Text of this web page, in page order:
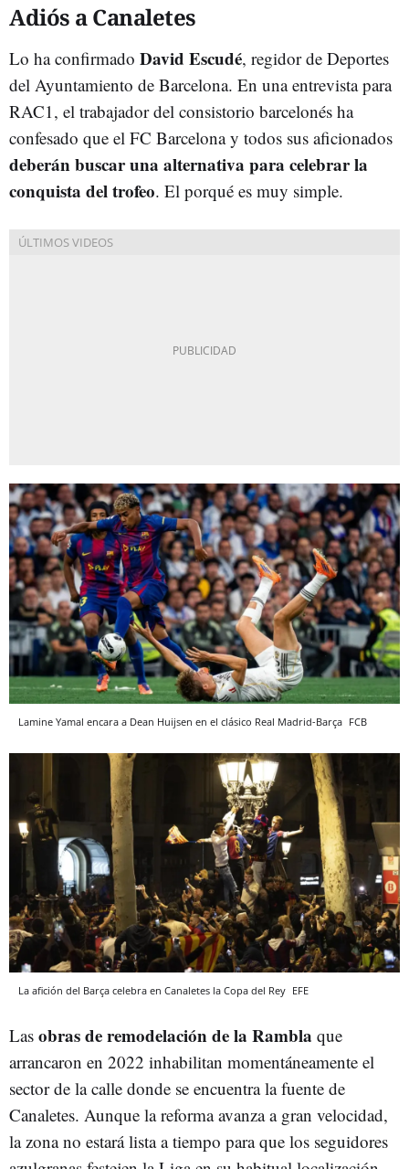
Adiós a Canaletes
Lo ha confirmado David Escudé, regidor de Deportes
del Ayuntamiento de Barcelona. En una entrevista para
RAC1, el trabajador del consistorio barcelonés ha
confesado que el FC Barcelona y todos sus aficionados
deberán buscar una alternativa para celebrar la
conquista del trofeo. El porqué es muy simple.
Lamine Yamal encara a Dean Huijsen en el clásico Real Madrid-Barça FCB
La afición del Barça celebra en Canaletes la Copa del Rey EFE
Las obras de remodelación de la Rambla que
arrancaron en 2022 inhabilitan momentáneamente el
sector de la calle donde se encuentra la fuente de
Canaletes. Aunque la reforma avanza a gran velocidad,
la zona no estará lista a tiempo para que los seguidores